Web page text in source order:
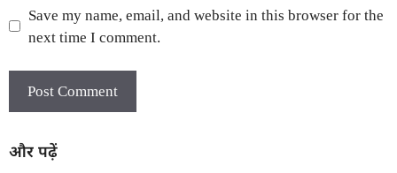
Save my name, email, and website in this browser for the
next time I comment.
और पढ़ें